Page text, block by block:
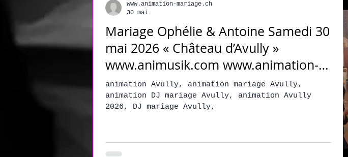
Mariage Ophélie & Antoine Samedi 30
mai 2026 « Château d’Avully »
www.animusik.com www.animation-
mariage.ch
animation Avully, animation mariage Avully,
animation DJ mariage Avully, animation Avully
2026, DJ mariage Avully,
www.animation-mariage.ch
30 mai